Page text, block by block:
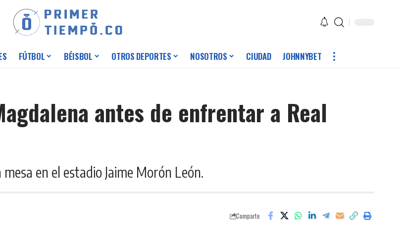
FÚTBOL BÉISBOL OTROS DEPORTES NOSOTROS CIUDAD JOHNNYBET
antes de enfrentar a Real
en el estadio Jaime Morón León.
Comparte